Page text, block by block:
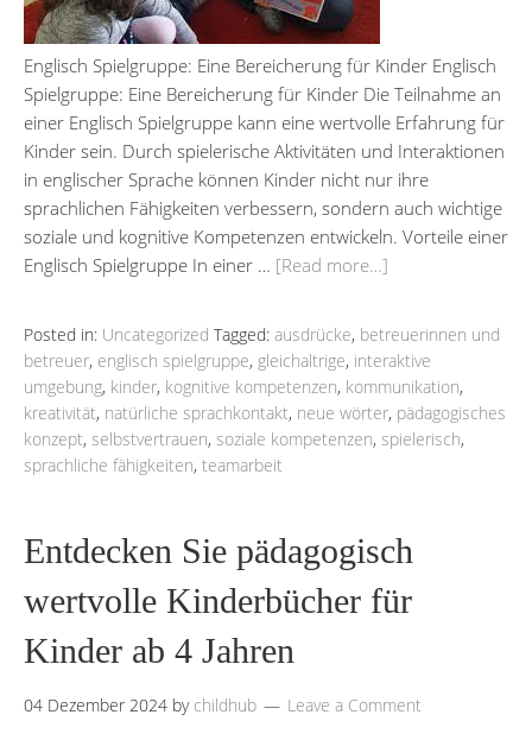
Englisch Spielgruppe: Eine Bereicherung für Kinder Englisch
Spielgruppe: Eine Bereicherung für Kinder Die Teilnahme an
einer Englisch Spielgruppe kann eine wertvolle Erfahrung für
Kinder sein. Durch spielerische Aktivitäten und Interaktionen
in englischer Sprache können Kinder nicht nur ihre
sprachlichen Fähigkeiten verbessern, sondern auch wichtige
soziale und kognitive Kompetenzen entwickeln. Vorteile einer
Englisch Spielgruppe In einer … [Read more…]
Posted in: Uncategorized Tagged: ausdrücke, betreuerinnen und
betreuer, englisch spielgruppe, gleichaltrige, interaktive
umgebung, kinder, kognitive kompetenzen, kommunikation,
kreativität, natürliche sprachkontakt, neue wörter, pädagogisches
konzept, selbstvertrauen, soziale kompetenzen, spielerisch,
sprachliche fähigkeiten, teamarbeit
Entdecken Sie pädagogisch
wertvolle Kinderbücher für
Kinder ab 4 Jahren
04 Dezember 2024 by childhub Leave a Comment